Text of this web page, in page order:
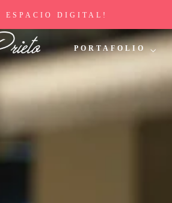
ESPACIO DIGITAL!
PORTAFOLIO